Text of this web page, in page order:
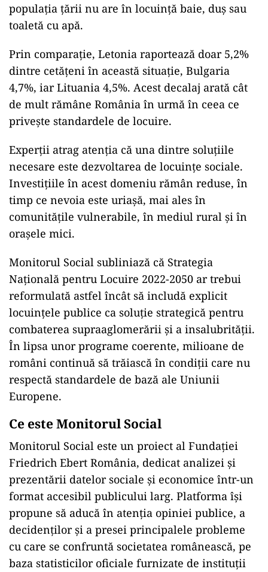
populația țării nu are în locuință baie, duș sau
toaletă cu apă.
Prin comparație, Letonia raportează doar 5,2%
dintre cetățeni în această situație, Bulgaria
4,7%, iar Lituania 4,5%. Acest decalaj arată cât
de mult rămâne România în urmă în ceea ce
privește standardele de locuire.
Experții atrag atenția că una dintre soluțiile
necesare este dezvoltarea de locuințe sociale.
Investițiile în acest domeniu rămân reduse, în
timp ce nevoia este uriașă, mai ales în
comunitățile vulnerabile, în mediul rural și în
orașele mici.
Monitorul Social subliniază că Strategia
Națională pentru Locuire 2022-2050 ar trebui
reformulată astfel încât să includă explicit
locuințele publice ca soluție strategică pentru
combaterea supraaglomerării și a insalubrității.
În lipsa unor programe coerente, milioane de
români continuă să trăiască în condiții care nu
respectă standardele de bază ale Uniunii
Europene.
Ce este Monitorul Social
Monitorul Social este un proiect al Fundației
Friedrich Ebert România, dedicat analizei și
prezentării datelor sociale și economice într-un
format accesibil publicului larg. Platforma își
propune să aducă în atenția opiniei publice, a
decidenților și a presei principalele probleme
cu care se confruntă societatea românească, pe
baza statisticilor oficiale furnizate de instituții